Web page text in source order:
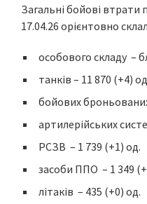
Загальні бойові втрати
17.04.26 орієнтовно
особового складу –
танків – 11 870 (+4)
бойових
артилерійських
РСЗВ – 1 739 (+1) од.
засоби ППО – 1 349
літаків – 435 (+0) од.